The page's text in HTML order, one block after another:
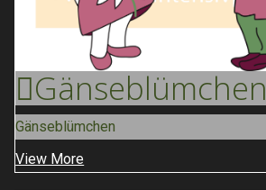
GänseBlümchen
Gänseblümchen
View More